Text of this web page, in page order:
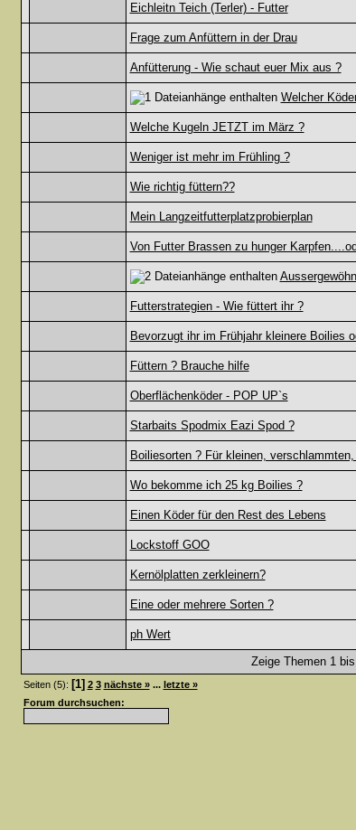
Eichleitn Teich (Terler) - Futter
Frage zum Anfüttern in der Drau
Anfütterung - Wie schaut euer Mix aus ?
Welcher
Welche Kugeln JETZT im März ?
Weniger ist mehr im Frühling ?
Wie richtig füttern??
Mein Langzeitfutterplatzprobierplan
Von Futter Brassen zu hunger
Futterstrategien - Wie füttert ihr ?
Bevorzugt ihr im Frühjahr kleinere Boilies
Füttern ? Brauche hilfe
Oberflächenköder - POP UP`s
Starbaits Spodmix Eazi Spod ?
Boiliesorten ? Für kleinen,
Wo bekomme ich 25 kg Boilies ?
Einen Köder für den Rest des Lebens
Lockstoff GOO
Kernölplatten zerkleinern?
Eine oder mehrere Sorten ?
ph Wert
Zeige Themen 1
Seiten (5): [1] 2 3 nächste » ... letzte »
Forum durchsuchen: